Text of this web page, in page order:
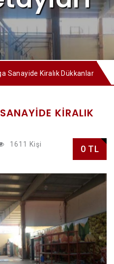
Sanayide Kiralık Dükkanlar
KIRALIK
0 TL
1611 Kişi